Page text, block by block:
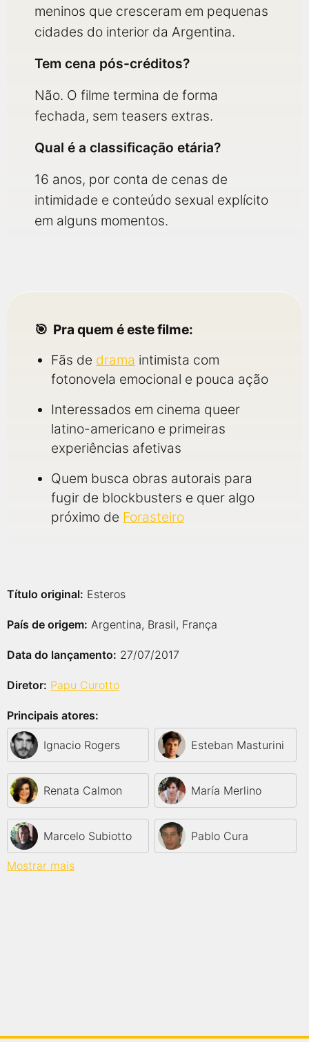
meninos que cresceram em pequenas
cidades do interior da Argentina.
Tem cena pós-créditos?
Não. O filme termina de forma
fechada, sem teasers extras.
Qual é a classificação etária?
16 anos, por conta de cenas de
intimidade e conteúdo sexual explícito
em alguns momentos.
Pra quem é este filme:
Fãs de drama intimista com
fotonovela emocional e pouca ação
Interessados em cinema queer
latino-americano e primeiras
experiências afetivas
Quem busca obras autorais para
fugir de blockbusters e quer algo
próximo de Forasteiro
Título original: Esteros
País de origem: Argentina, Brasil, França
Data do lançamento: 27/07/2017
Diretor: Papu Curotto
Principais atores:
Ignacio Rogers Esteban Masturini
Renata Calmon María Merlino
Marcelo Subiotto Pablo Cura
Mostrar mais